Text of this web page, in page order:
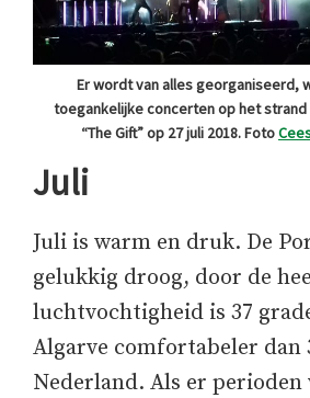
Er wordt van alles georganiseerd,
toegankelijke concerten op het strand
“The Gift” op 27 juli 2018. Foto
Juli
Juli is warm en druk. De
gelukkig droog, door de
luchtvochtigheid is 37
Algarve comfortabeler dan
Nederland. Als er perioden